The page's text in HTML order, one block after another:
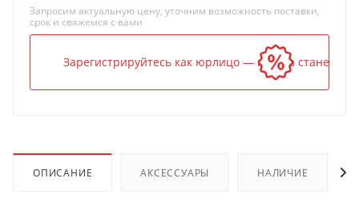
Запросим актуальную цену, уточним возможность поставки,
срок и свяжемся с вами
Зарегистрируйтесь как юрлицо — и цена станет
ОПИСАНИЕ АКСЕССУАРЫ НАЛИЧИЕ